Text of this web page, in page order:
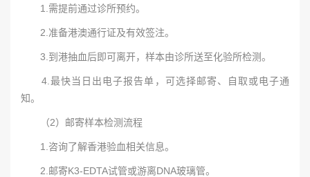
1.需提前通过诊所预约。
2.准备港澳通行证及有效签注。
3.到港抽血后即可离开，样本由诊所送至化验所检测。
4.最快当日出电子报告单，可选择邮寄、自取或电子通
知。
（2）邮寄样本检测流程
1.咨询了解香港验血相关信息。
2.邮寄K3-EDTA试管或游离DNA玻璃管。